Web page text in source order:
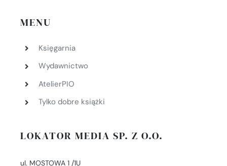
MENU
Księgarnia
Wydawnictwo
AtelierPIO
Tylko dobre książki
LOKATOR MEDIA SP. Z O.O.
ul. MOSTOWA 1 /1U